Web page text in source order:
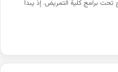
تحت برامج كلية التمريض. إذ يبدأ